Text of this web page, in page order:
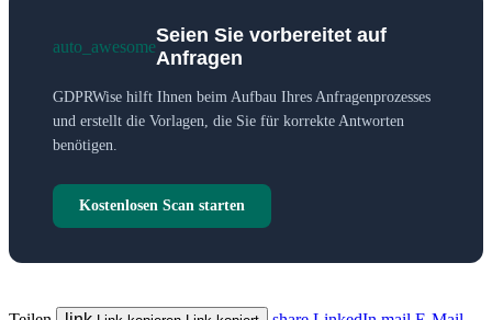
auto_awesome
Seien Sie vorbereitet auf
Anfragen
GDPRWise hilft Ihnen beim Aufbau Ihres Anfragenprozesses
und erstellt die Vorlagen, die Sie für korrekte Antworten
benötigen.
Kostenlosen Scan starten